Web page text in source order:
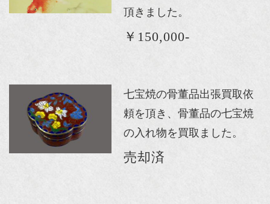
頂きました。
￥150,000-
七宝焼の骨董品出張買取依
頼を頂き、骨董品の七宝焼
の入れ物を買取ました。
売却済